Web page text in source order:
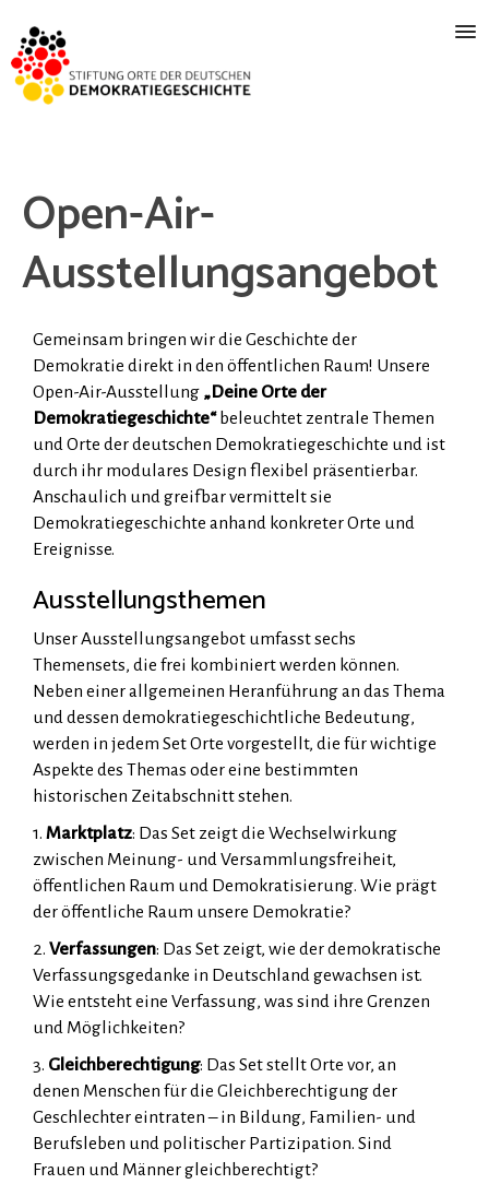
Open-Air-
Ausstellungsangebot
Gemeinsam bringen wir die Geschichte der
Demokratie direkt in den öffentlichen Raum! Unsere
Open-Air-Ausstellung „Deine Orte der
Demokratiegeschichte“beleuchtet zentrale Themen
und Orte der deutschen Demokratiegeschichte und ist
durch ihr modulares Design flexibel präsentierbar.
Anschaulich und greifbar vermittelt sie
Demokratiegeschichte anhand konkreter Orte und
Ereignisse.
Ausstellungsthemen
Unser Ausstellungsangebot umfasst sechs
Themensets, die frei kombiniert werden können.
Neben einer allgemeinen Heranführung an das Thema
und dessen demokratiegeschichtliche Bedeutung,
werden in jedem Set Orte vorgestellt, die für wichtige
Aspekte des Themas oder eine bestimmten
historischen Zeitabschnitt stehen.
1. Marktplatz: Das Set zeigt die Wechselwirkung
zwischen Meinung- und Versammlungsfreiheit,
öffentlichen Raum und Demokratisierung. Wie prägt
der öffentliche Raum unsere Demokratie?
2. Verfassungen: Das Set zeigt, wie der demokratische
Verfassungsgedanke in Deutschland gewachsen ist.
Wie entsteht eine Verfassung, was sind ihre Grenzen
und Möglichkeiten?
3. Gleichberechtigung: Das Set stellt Orte vor, an
denen Menschen für die Gleichberechtigung der
Geschlechter eintraten – in Bildung, Familien- und
Berufsleben und politischer Partizipation. Sind
Frauen und Männer gleichberechtigt?